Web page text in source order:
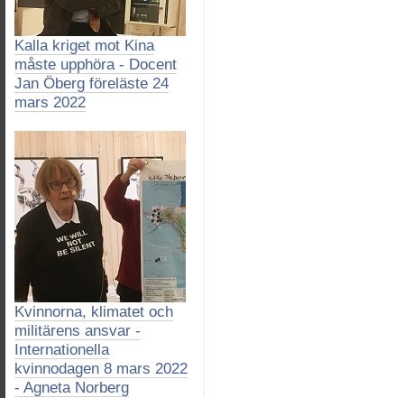
Kalla kriget mot Kina
måste upphöra - Docent
Jan Öberg föreläste 24
mars 2022
Kvinnorna, klimatet och
militärens ansvar -
Internationella
kvinnodagen 8 mars 2022
- Agneta Norberg